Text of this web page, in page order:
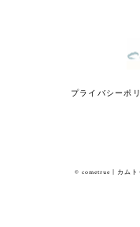
プライバシーポ
© cometrue | カム